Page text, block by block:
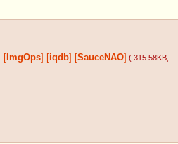
[ ImgOps] [iqdb] [SauceNAO] ( 315.58KB